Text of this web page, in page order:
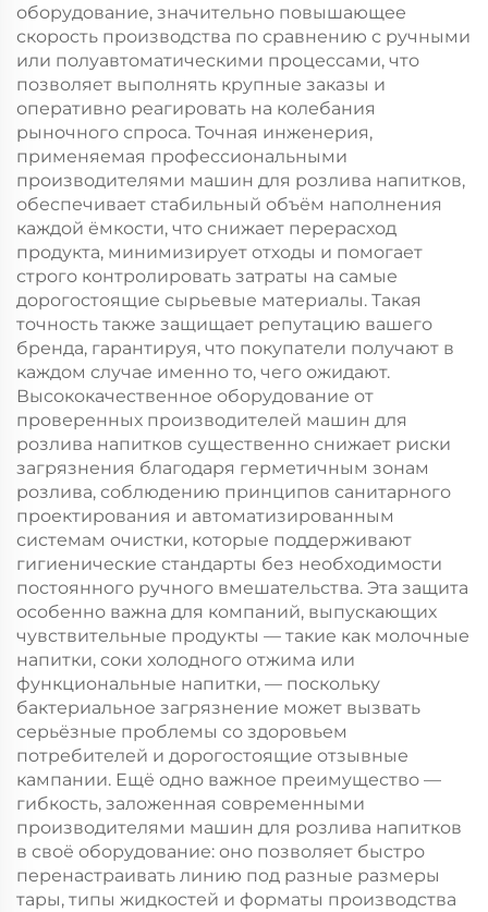
оборудование, значительно повышающее
скорость производства по сравнению с ручными
или полуавтоматическими процессами, что
позволяет выполнять крупные заказы и
оперативно реагировать на колебания
рыночного спроса. Точная инженерия,
применяемая профессиональными
производителями машин для розлива напитков,
обеспечивает стабильный объём наполнения
каждой ёмкости, что снижает перерасход
продукта, минимизирует отходы и помогает
строго контролировать затраты на самые
дорогостоящие сырьевые материалы. Такая
точность также защищает репутацию вашего
бренда, гарантируя, что покупатели получают в
каждом случае именно то, чего ожидают.
Высококачественное оборудование от
проверенных производителей машин для
розлива напитков существенно снижает риски
загрязнения благодаря герметичным зонам
розлива, соблюдению принципов санитарного
проектирования и автоматизированным
системам очистки, которые поддерживают
гигиенические стандарты без необходимости
постоянного ручного вмешательства. Эта защита
особенно важна для компаний, выпускающих
чувствительные продукты — такие как молочные
напитки, соки холодного отжима или
функциональные напитки, — поскольку
бактериальное загрязнение может вызвать
серьёзные проблемы со здоровьем
потребителей и дорогостоящие отзывные
кампании. Ещё одно важное преимущество —
гибкость, заложенная современными
производителями машин для розлива напитков
в своё оборудование: оно позволяет быстро
перенастраивать линию под разные размеры
тары, типы жидкостей и форматы производства